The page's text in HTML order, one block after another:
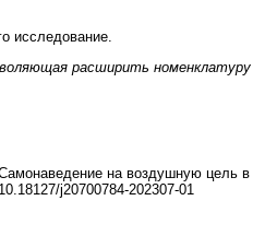
исследование.
расширить номенклатуру
на воздушную цель в
j20700784-202307-01